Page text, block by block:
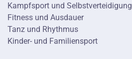
Kampfsport und Selbstverteidigung
Fitness und Ausdauer
Tanz und Rhythmus
Kinder- und Familiensport